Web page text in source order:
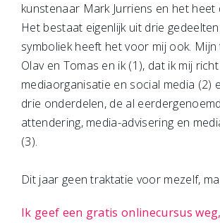
kunstenaar Mark Jurriens en het heet
Het bestaat eigenlijk uit drie
symboliek heeft het voor mij ook.
Olav en Tomas en ik (1), dat ik mij
mediaorganisatie en social media (2)
drie onderdelen, de al
attendering, media-advisering en
(3).
Dit jaar geen traktatie voor mezelf,
Ik geef een gratis onlinecursus